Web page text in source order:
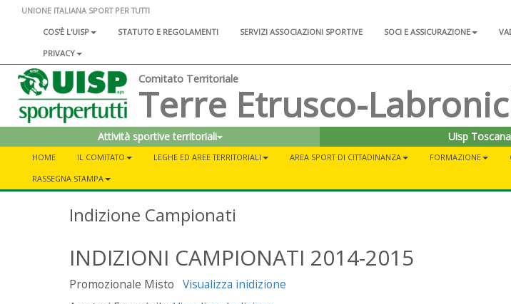
UNIONE ITALIANA SPORT PER TUTTI
COS'È L'UISP
STATUTO E REGOLAMENTI SERVIZI ASSOCIAZIONI SPORTIVE SOCI E ASSICURAZIONE
PRIVACY
Comitato Territoriale
Terre Etrusco-
Attività sportive territoriali Uisp Toscana
HOME IL COMITATO LEGHE ED AREE TERRITORIALI AREA SPORT DI CITTADINANZA FORMAZIONE
RASSEGNA STAMPA
Indizione Campionati
INDIZIONI CAMPIONATI 2014-2015
Promozionale Misto Visualizza inidizione